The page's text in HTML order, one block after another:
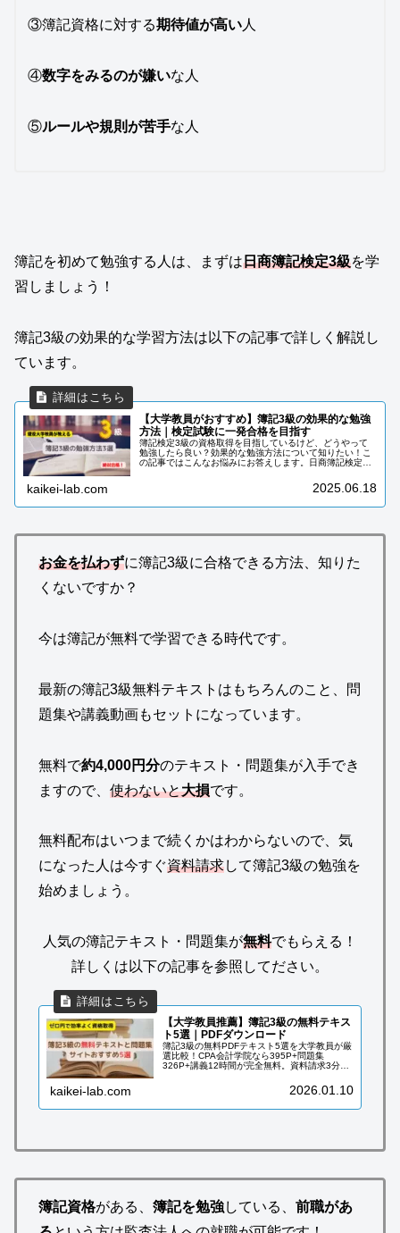
③簿記資格に対する期待値が高い人
④数字をみるのが嫌いな人
⑤ルールや規則が苦手な人
簿記を初めて勉強する人は、まずは日商簿記検定3級を学
習しましょう！
簿記3級の効果的な学習方法は以下の記事で詳しく解説し
ています。
【大学教員がおすすめ】簿記3級の効果的な勉強
方法｜検定試験に一発合格を目指す
簿記検定3級の資格取得を目指しているけど、どうやって
勉強したら良い？効果的な勉強方法について知りたい！こ
の記事ではこんなお悩みにお答えします。日商簿記検定3
kaikei-lab.com 2025.06.18
お金を払わずに簿記3級に合格できる方法、知りた
くないですか？
今は簿記が無料で学習できる時代です。
最新の簿記3級無料テキストはもちろんのこと、問
題集や講義動画もセットになっています。
無料で約4,000円分のテキスト・問題集が入手でき
ますので、 使わないと大損です。
無料配布はいつまで続くかはわからないので、気
になった人は今すぐ資料請求して簿記3級の勉強を
始めましょう。
人気の簿記テキスト・問題集が無料でもらえる！
詳しくは以下の記事を参照してださい。
【大学教員推薦】簿記3級の無料テキス
ト5選｜PDFダウンロード
簿記3級の無料PDFテキスト5選を大学教員が厳
選比較！CPA会計学院なら395P+問題集
326P+講義12時間が完全無料。資料請求3分で
kaikei-lab.com 2026.01.10
簿記資格がある、 簿記を勉強している、 前職があ